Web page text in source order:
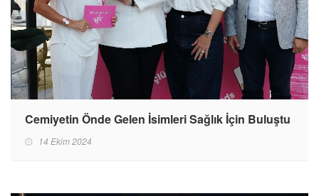
Cemiyetin Önde Gelen İsimleri Sağlık İçin Buluştu
14 Ekim 2024